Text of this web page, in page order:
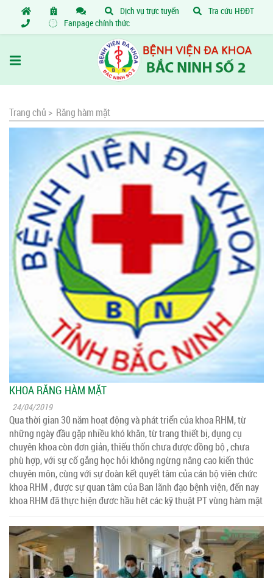
Dịch vụ trực tuyến
Tra cứu HĐĐT
Fanpage chính thức
Trang chủ > Răng hàm mặt
KHOA RĂNG HÀM MẶT
24/04/2019
Qua thời gian 30 năm hoạt động và phát triển của khoa RHM, từ
những ngày đầu gặp nhiều khó khăn, từ trang thiết bị, dụng cụ
chuyên khoa còn đơn giản, thiếu thốn chưa được đồng bộ , chưa
phù hợp, với sự cố gắng học hỏi không ngừng nâng cao kiến thúc
chuyên môn, cùng với sự đoàn kết quyết tâm của cán bộ viên chức
khoa RHM , được sự quan tâm của Ban lãnh đạo bệnh viện, đến nay
khoa RHM đã thực hiện đươc hầu hêt các kỹ thuật PT vùng hàm mặt